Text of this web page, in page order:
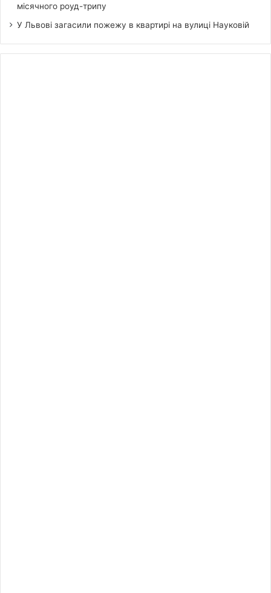
місячного роуд-трипу
У Львові загасили пожежу в квартирі на вулиці Науковій